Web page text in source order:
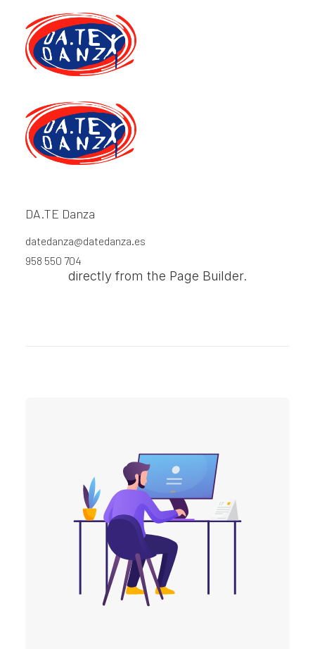
DA.TE Danza
datedanza@datedanza.es
958 550 704
Lottie Animations
Uncode offers deep integration with Lottie
that play on any device in high quality
directly from the Page Builder.